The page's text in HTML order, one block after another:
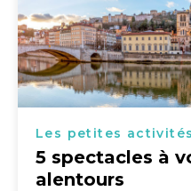
Les petites activités
5 spectacles à
alentours